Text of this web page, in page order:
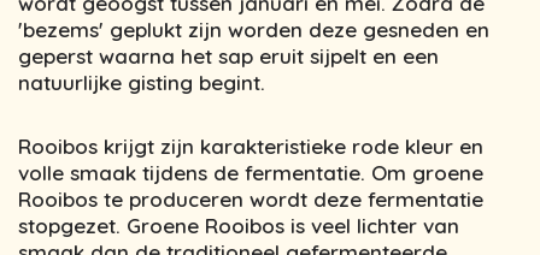
'bezems' geplukt zijn worden deze gesneden en
geperst waarna het sap eruit sijpelt en een
natuurlijke gisting begint.
Rooibos krijgt zijn karakteristieke rode kleur en
volle smaak tijdens de fermentatie. Om groene
Rooibos te produceren wordt deze fermentatie
stopgezet. Groene Rooibos is veel lichter van